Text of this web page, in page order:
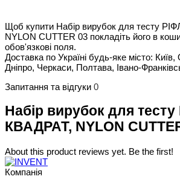
Щоб купити Набір вирубок для тесту
NYLON CUTTER 03 покладіть його в
обов'язкові поля.
Доставка по Україні будь-яке місто:
Дніпро, Черкаси, Полтава, Івано-
Запитання та відгуки 0
Набір вирубок для
КВАДРАТ, NYLON
About this product reviews yet. Be the first!
Компанія